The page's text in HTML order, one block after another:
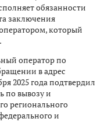
обязанности
заключения
который
оператор по
в адрес
2025 года подтвердил
по вывозу и
регионального
и